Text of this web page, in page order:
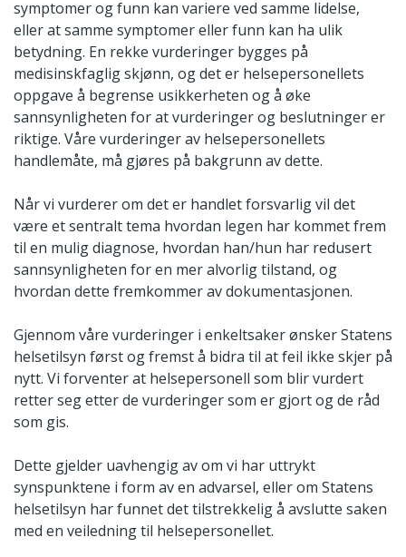
symptomer og funn kan variere ved samme lidelse,
eller at samme symptomer eller funn kan ha ulik
betydning. En rekke vurderinger bygges på
medisinskfaglig skjønn, og det er helsepersonellets
oppgave å begrense usikkerheten og å øke
sannsynligheten for at vurderinger og beslutninger er
riktige. Våre vurderinger av helsepersonellets
handlemåte, må gjøres på bakgrunn av dette.
Når vi vurderer om det er handlet forsvarlig vil det
være et sentralt tema hvordan legen har kommet frem
til en mulig diagnose, hvordan han/hun har redusert
sannsynligheten for en mer alvorlig tilstand, og
hvordan dette fremkommer av dokumentasjonen.
Gjennom våre vurderinger i enkeltsaker ønsker Statens
helsetilsyn først og fremst å bidra til at feil ikke skjer på
nytt. Vi forventer at helsepersonell som blir vurdert
retter seg etter de vurderinger som er gjort og de råd
som gis.
Dette gjelder uavhengig av om vi har uttrykt
synspunktene i form av en advarsel, eller om Statens
helsetilsyn har funnet det tilstrekkelig å avslutte saken
med en veiledning til helsepersonellet.